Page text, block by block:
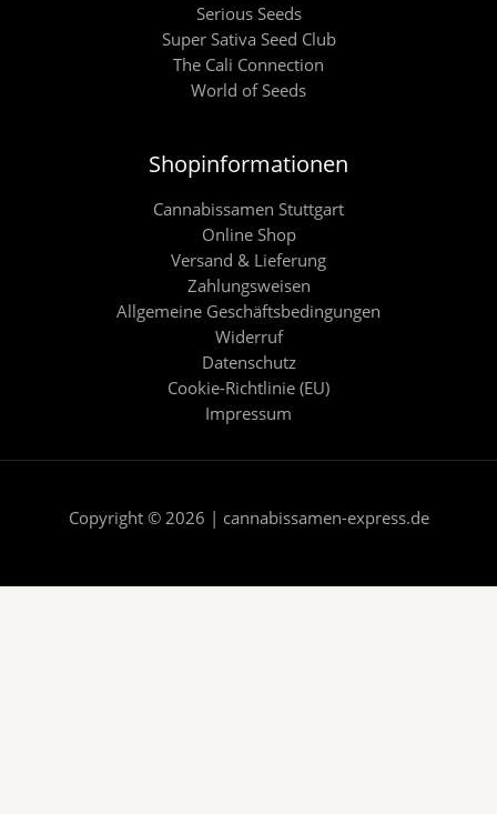
Serious Seeds
Super Sativa Seed Club
The Cali Connection
World of Seeds
Shopinformationen
Cannabissamen Stuttgart
Online Shop
Versand & Lieferung
Zahlungsweisen
Allgemeine Geschäftsbedingungen
Widerruf
Datenschutz
Cookie-Richtlinie (EU)
Impressum
Copyright © 2026 | cannabissamen-express.de